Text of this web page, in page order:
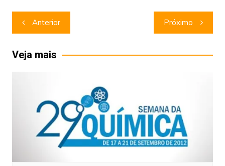
Navegação
de
Post
Anterior Próximo
Veja mais